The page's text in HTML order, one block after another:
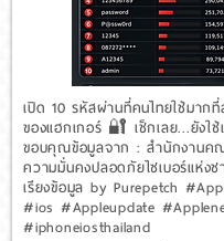
เปิด 10 รหัสผ่านที่คนไทยใช้มากที่
ของแฮกเกอร์ 🔐 เช็กเลย...ยังใ
ขอบคุณข้อมูลจาก : สํานักงานค
ความมั่นคงปลอดภัยไซเบอร์แห่ง
เรียงข้อมูล by Purepetch
#ios #Appleupdate
#iphoneiosthailand